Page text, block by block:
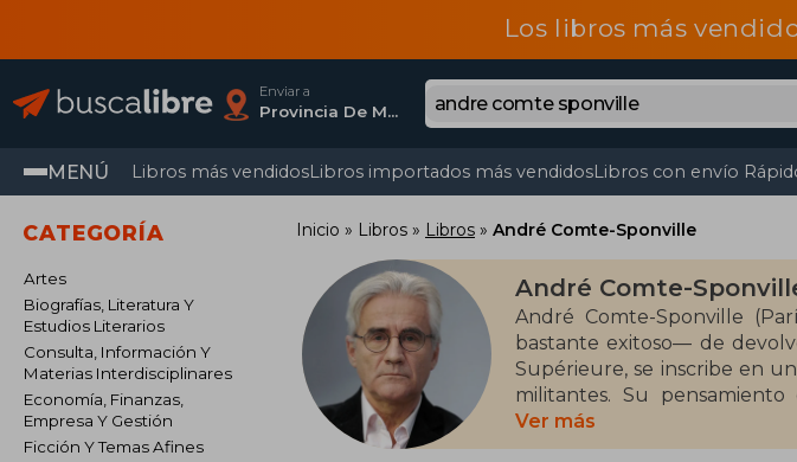
Los libros más
Enviar a
Provincia De Madrid
MENÚ Libros más vendidosLibros importados más vendidosLibros con envío
CATEGORÍA
Artes
Biografías, Literatura Y
Estudios Literarios
Consulta, Información Y
Materias Interdisciplinares
Economía, Finanzas,
Empresa Y Gestión
Ficción Y Temas Afines
Inicio Libros Libros André Comte-Sponville
André Comte-
André Comte-Sponville
bastante exitoso— de
Supérieure, se inscribe en
militantes. Su
trascendencia, donde el
conceptual innecesaria.
Ver más